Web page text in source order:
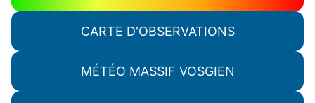
CARTE D'OBSERVATIONS
MÉTÉO MASSIF VOSGIEN